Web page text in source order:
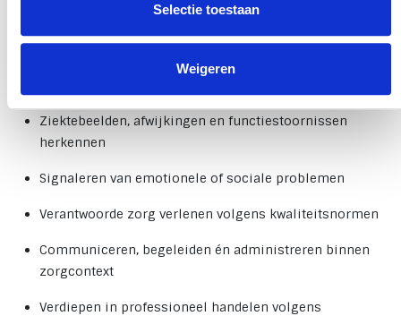
lezen over de cookies die wij gebruiken? Klik hierboven
dan op 'Details'. Door op 'Alles toestaan' te klikken, ga je
omschreven in ons cookiebeleid.
Selectie toestaan
Weigeren
erkend mbo-certificaat C0054 Basis voor Deskundige Zorg.
Ziektebeelden, afwijkingen en functiestoornissen
herkennen
Signaleren van emotionele of sociale problemen
Verantwoorde zorg verlenen volgens kwaliteitsnormen
Communiceren, begeleiden én administreren binnen
zorgcontext
Verdiepen in professioneel handelen volgens